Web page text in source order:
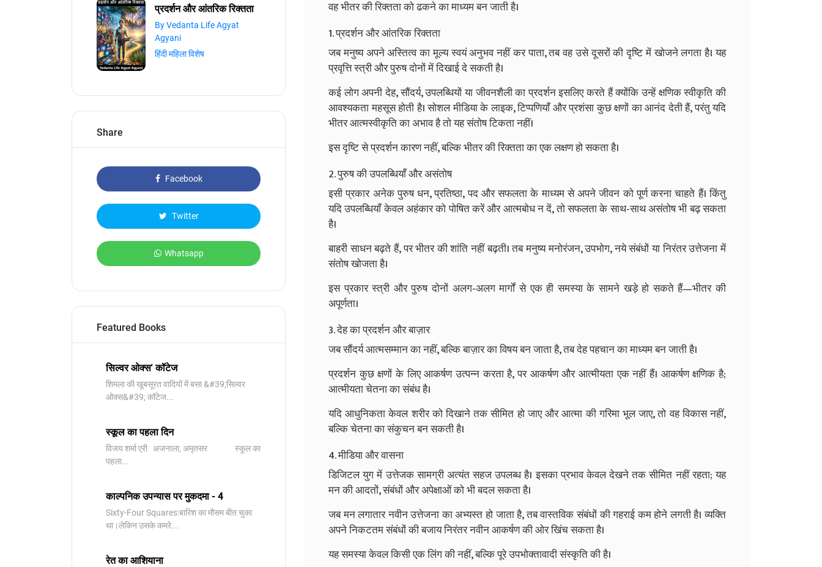
प्रदर्शन और आंतरिक रिक्तता
By Vedanta Life Agyat
Agyani
हिंदी महिला विशेष
Share
Facebook
Twitter
Whatsapp
Featured Books
सिल्वर ओक्स' कॉटेज
शिमला की खूबसूरत वादियों में बसा &#39;सिल्वर
ओक्स&#39; कॉटेज...
स्कूल का पहला दिन
विजय शर्मा एरी अजनाला, अमृतसर स्कूल का
पहला...
काल्पनिक उपन्यास पर मुकदमा - 4
Sixty-Four Squares:बारिश का मौसम बीत चुका
था।लेकिन उसके कमरे...
रेत का आशियाना
वह भीतर की रिक्तता को ढकने का माध्यम बन जाती है।
1. प्रदर्शन और आंतरिक रिक्तता
जब मनुष्य अपने अस्तित्व का मूल्य स्वयं अनुभव नहीं कर पाता, तब वह उसे दूसरों की दृष्टि में खोजने लगता है। यह
प्रवृत्ति स्त्री और पुरुष दोनों में दिखाई दे सकती है।
कई लोग अपनी देह, सौंदर्य, उपलब्धियों या जीवनशैली का प्रदर्शन इसलिए करते हैं क्योंकि उन्हें क्षणिक स्वीकृति की
आवश्यकता महसूस होती है। सोशल मीडिया के लाइक, टिप्पणियाँ और प्रशंसा कुछ क्षणों का आनंद देती हैं, परंतु यदि
भीतर आत्मस्वीकृति का अभाव है तो यह संतोष टिकता नहीं।
इस दृष्टि से प्रदर्शन कारण नहीं, बल्कि भीतर की रिक्तता का एक लक्षण हो सकता है।
2. पुरुष की उपलब्धियाँ और असंतोष
इसी प्रकार अनेक पुरुष धन, प्रतिष्ठा, पद और सफलता के माध्यम से अपने जीवन को पूर्ण करना चाहते हैं। किंतु
यदि उपलब्धियाँ केवल अहंकार को पोषित करें और आत्मबोध न दें, तो सफलता के साथ-साथ असंतोष भी बढ़ सकता
है।
बाहरी साधन बढ़ते हैं, पर भीतर की शांति नहीं बढ़ती। तब मनुष्य मनोरंजन, उपभोग, नये संबंधों या निरंतर उत्तेजना में
संतोष खोजता है।
इस प्रकार स्त्री और पुरुष दोनों अलग-अलग मार्गों से एक ही समस्या के सामने खड़े हो सकते हैं—भीतर की
अपूर्णता।
3. देह का प्रदर्शन और बाज़ार
जब सौंदर्य आत्मसम्मान का नहीं, बल्कि बाज़ार का विषय बन जाता है, तब देह पहचान का माध्यम बन जाती है।
प्रदर्शन कुछ क्षणों के लिए आकर्षण उत्पन्न करता है, पर आकर्षण और आत्मीयता एक नहीं हैं। आकर्षण क्षणिक है;
आत्मीयता चेतना का संबंध है।
यदि आधुनिकता केवल शरीर को दिखाने तक सीमित हो जाए और आत्मा की गरिमा भूल जाए, तो वह विकास नहीं,
बल्कि चेतना का संकुचन बन सकती है।
4. मीडिया और वासना
डिजिटल युग में उत्तेजक सामग्री अत्यंत सहज उपलब्ध है। इसका प्रभाव केवल देखने तक सीमित नहीं रहता; यह
मन की आदतों, संबंधों और अपेक्षाओं को भी बदल सकता है।
जब मन लगातार नवीन उत्तेजना का अभ्यस्त हो जाता है, तब वास्तविक संबंधों की गहराई कम होने लगती है। व्यक्ति
अपने निकटतम संबंधों की बजाय निरंतर नवीन आकर्षण की ओर खिंच सकता है।
यह समस्या केवल किसी एक लिंग की नहीं, बल्कि पूरे उपभोक्तावादी संस्कृति की है।